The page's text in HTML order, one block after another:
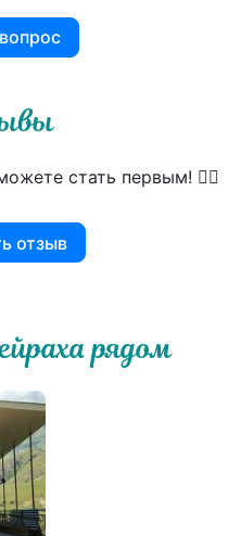
стать первым! 👍🏻
отзыв
рядом